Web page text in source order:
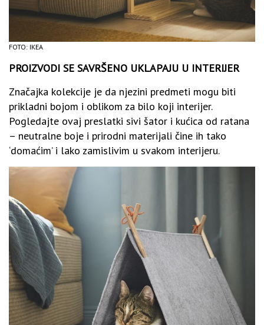
FOTO: IKEA
PROIZVODI SE SAVRŠENO UKLAPAJU U INTERIJER
Značajka kolekcije je da njezini predmeti mogu biti
prikladni bojom i oblikom za bilo koji interijer.
Pogledajte ovaj preslatki sivi šator i kućica od ratana
– neutralne boje i prirodni materijali čine ih tako
‘domaćim’ i lako zamislivim u svakom interijeru.